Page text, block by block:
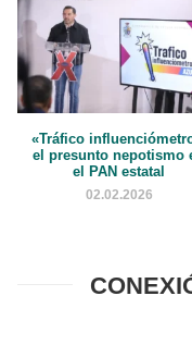
«Tráfico
el presunto nepotismo
el PAN estatal
02.02.2026